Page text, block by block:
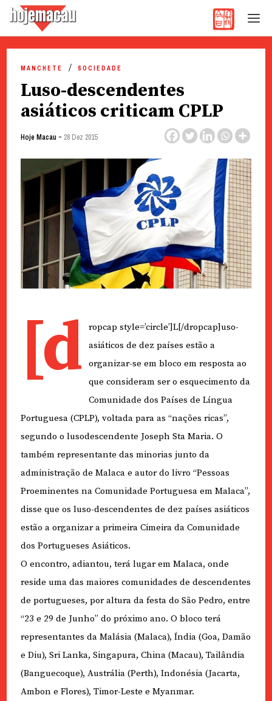
content
MANCHETE SOCIEDADE
Luso-descendentes
asiáticos criticam CPLP
Hoje Macau - 28 Dez 2015
[d
ropcap style=’circle’]L[/dropcap]uso-
asiáticos de dez países estão a
organizar-se em bloco em resposta ao
que consideram ser o esquecimento da
Comunidade dos Países de Língua
Portuguesa (CPLP), voltada para as “nações ricas”,
segundo o lusodescendente Joseph Sta Maria. O
também representante das minorias junto da
administração de Malaca e autor do livro “Pessoas
Proeminentes na Comunidade Portuguesa em Malaca”,
disse que os luso-descendentes de dez países asiáticos
estão a organizar a primeira Cimeira da Comunidade
dos Portugueses Asiáticos.
O encontro, adiantou, terá lugar em Malaca, onde
reside uma das maiores comunidades de descendentes
de portugueses, por altura da festa do São Pedro, entre
“23 e 29 de Junho” do próximo ano. O bloco terá
representantes da Malásia (Malaca), Índia (Goa, Damão
e Diu), Sri Lanka, Singapura, China (Macau), Tailândia
(Banguecoque), Austrália (Perth), Indonésia (Jacarta,
Ambon e Flores), Timor-Leste e Myanmar.